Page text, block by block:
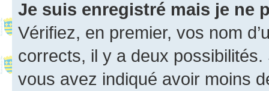
Je suis enregistré mais je ne
Vérifiez, en premier, vos nom
corrects, il y a deux
vous avez indiqué avoir moins